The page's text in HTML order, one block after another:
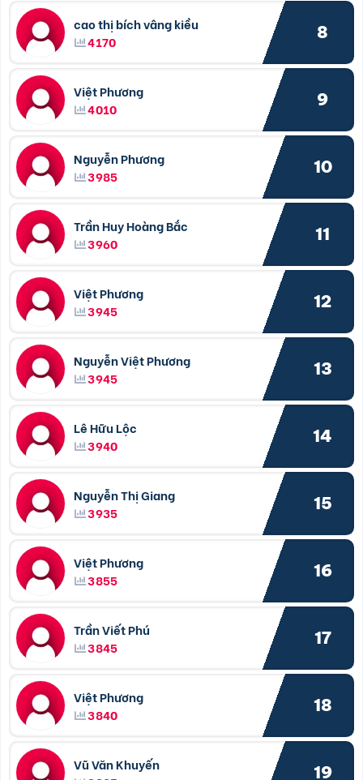
cao thị bích vâng kiều
4170
8
Việt Phương
4010
9
Nguyễn Phương
3985
10
Trần Huy Hoàng Bắc
3960
11
Việt Phương
3945
12
Nguyễn Việt Phương
3945
13
Lê Hữu Lộc
3940
14
Nguyễn Thị Giang
3935
15
Việt Phương
3855
16
Trần Viết Phú
3845
17
Việt Phương
3840
18
Vũ Văn Khuyến
19